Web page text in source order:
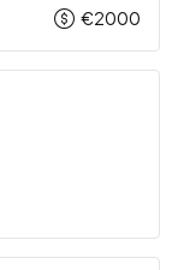
€2000